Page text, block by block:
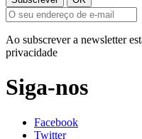
Ao subscrever a newsletter
privacidade
Siga-nos
Facebook
Twitter